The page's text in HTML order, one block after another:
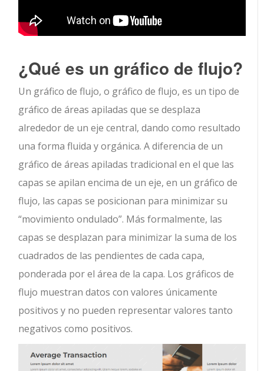
¿Qué es un gráfico de flujo?
Un gráfico de flujo, o gráfico de flujo, es un tipo de
gráfico de áreas apiladas que se desplaza
alrededor de un eje central, dando como resultado
una forma fluida y orgánica. A diferencia de un
gráfico de áreas apiladas tradicional en el que las
capas se apilan encima de un eje, en un gráfico de
flujo, las capas se posicionan para minimizar su
“movimiento ondulado”. Más formalmente, las
capas se desplazan para minimizar la suma de los
cuadrados de las pendientes de cada capa,
ponderada por el área de la capa. Los gráficos de
flujo muestran datos con valores únicamente
positivos y no pueden representar valores tanto
negativos como positivos.